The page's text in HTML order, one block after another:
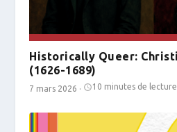
Historically Queer:
(1626-1689)
7 mars 2026 · 10 minutes de lecture